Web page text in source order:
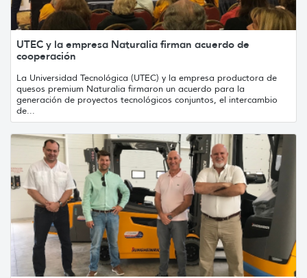
UTEC y la empresa Naturalia firman acuerdo de
cooperación
La Universidad Tecnológica (UTEC) y la empresa productora de
quesos premium Naturalia firmaron un acuerdo para la
generación de proyectos tecnológicos conjuntos, el intercambio
de...